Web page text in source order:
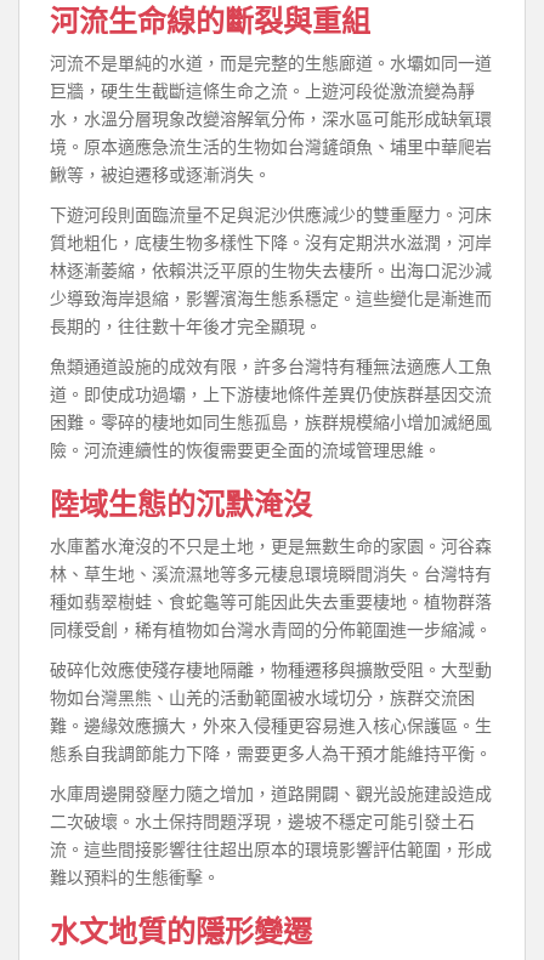
河流生命線的斷裂與重組
河流不是單純的水道，而是完整的生態廊道。水壩如同一道
巨牆，硬生生截斷這條生命之流。上遊河段從激流變為靜
水，水溫分層現象改變溶解氧分佈，深水區可能形成缺氧環
境。原本適應急流生活的生物如台灣鏟頜魚、埔里中華爬岩
鰍等，被迫遷移或逐漸消失。
下遊河段則面臨流量不足與泥沙供應減少的雙重壓力。河床
質地粗化，底棲生物多樣性下降。沒有定期洪水滋潤，河岸
林逐漸萎縮，依賴洪泛平原的生物失去棲所。出海口泥沙減
少導致海岸退縮，影響濱海生態系穩定。這些變化是漸進而
長期的，往往數十年後才完全顯現。
魚類通道設施的成效有限，許多台灣特有種無法適應人工魚
道。即使成功過壩，上下游棲地條件差異仍使族群基因交流
困難。零碎的棲地如同生態孤島，族群規模縮小增加滅絕風
險。河流連續性的恢復需要更全面的流域管理思維。
陸域生態的沉默淹沒
水庫蓄水淹沒的不只是土地，更是無數生命的家園。河谷森
林、草生地、溪流濕地等多元棲息環境瞬間消失。台灣特有
種如翡翠樹蛙、食蛇龜等可能因此失去重要棲地。植物群落
同樣受創，稀有植物如台灣水青岡的分佈範圍進一步縮減。
破碎化效應使殘存棲地隔離，物種遷移與擴散受阻。大型動
物如台灣黑熊、山羌的活動範圍被水域切分，族群交流困
難。邊緣效應擴大，外來入侵種更容易進入核心保護區。生
態系自我調節能力下降，需要更多人為干預才能維持平衡。
水庫周邊開發壓力隨之增加，道路開闢、觀光設施建設造成
二次破壞。水土保持問題浮現，邊坡不穩定可能引發土石
流。這些間接影響往往超出原本的環境影響評估範圍，形成
難以預料的生態衝擊。
水文地質的隱形變遷